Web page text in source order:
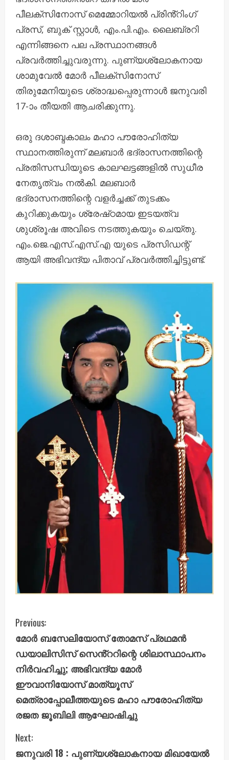
പീലക്സിനോസ് മെമ്മോറിയൽ പ്രിൻ്റിംഗ്
പ്രസ്, ബുക് സ്റ്റാൾ, എം.പി.എം. ലൈബ്രറി
എന്നിങ്ങനെ പല പ്രസ്ഥാനങ്ങൾ
പ്രവർത്തിച്ചുവരുന്നു. പുണ്യശ്ലോകനായ
ശാമുവേൽ മോർ പീലക്സിനോസ്
തിരുമേനിയുടെ ശ്രാദ്ധപ്പെരുന്നാൾ ജനുവരി
17-ാം തീയതി ആചരിക്കുന്നു.
ഒരു ദശാബ്ദകാലം മഹാ പൗരോഹിത്യ
സ്ഥാനത്തിരുന്ന് മലബാർ ഭദ്രാസനത്തിന്റെ
പ്രതിസന്ധിയുടെ കാലഘട്ടങ്ങളിൽ സുധീര
നേതൃത്വം നൽകി. മലബാർ
ഭദ്രാസനത്തിന്റെ വളർച്ചക്ക് തുടക്കം
കുറിക്കുകയും ശ്രേഷ്‌ഠമായ ഇടയത്വ
ശുശ്രൂഷ അവിടെ നടത്തുകയും ചെയ്‌തു.
എം.ജെ.എസ്.എസ്.എ യുടെ പ്രസിഡന്റ്
ആയി അഭിവന്ദ്യ പിതാവ് പ്രവർത്തിച്ചിട്ടുണ്ട്.
C
o
n
t
i
n
u
Previous:
മോർ ബസേലിയോസ് തോമസ് പ്രഥമൻ
ഡയാലിസിസ് സെൻ്ററിന്റെ ശിലാസ്ഥാപനം
നിർവഹിച്ചു; അഭിവന്ദ്യ മോർ
ഈവാനിയോസ് മാത്യൂസ്
മെത്രാപ്പോലീത്തയുടെ മഹാ പൗരോഹിത്യ
രജത ജൂബിലി ആഘോഷിച്ചു
Next:
ജനുവരി 18 : പുണ്യശ്ലോകനായ മിഖായേൽ